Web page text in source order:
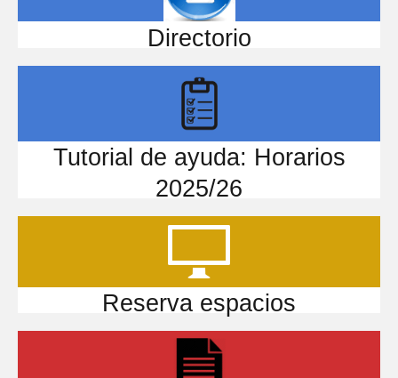
Directorio
Tutorial de ayuda: Horarios
2025/26
Reserva espacios